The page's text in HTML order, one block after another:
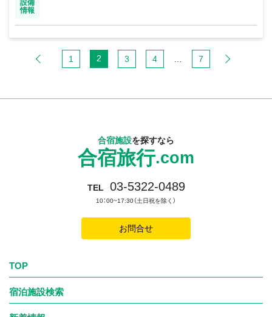
設備
情報
1 2 3 4 … 7
合宿施設を探すなら
合宿旅行.com
TEL 03-5322-0489
10：00~17:30（土日祝を除く）
お問合せ
TOP
宿泊施設検索